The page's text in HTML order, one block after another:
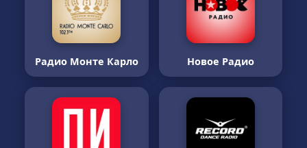
Радио Монте Карло Новое Радио